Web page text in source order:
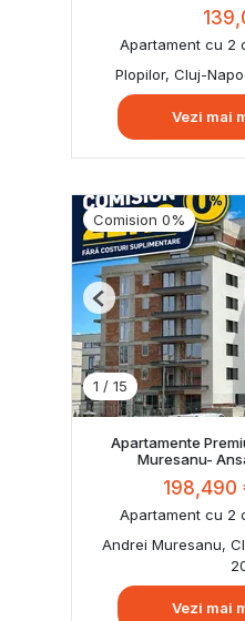
Apartament cu 2
Plopilor, Cluj-
Vezi mai
Comision 0%
1 / 15
Previous
Apartamente
Muresanu-
198,490
Apartament cu 2
Andrei Muresanu,
Vezi mai